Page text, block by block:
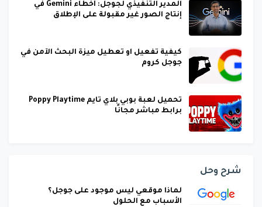
المدير التنفيذي لجوجل: أخطاء Gemini في
إنتاج الصور غير مقبولة على الإطلاق
كيفية تفعيل او تعطيل ميزة البحث الآمن في
جوجل كروم
تحميل لعبة بوبي بلاي تايم Poppy Playtime
برابط مباشر مجانًا
شرح وحل
لماذا موقعي ليس موجود على جوجل؟
الأسباب مع الحلول